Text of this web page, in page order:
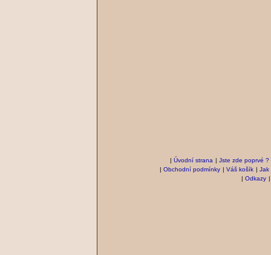
| Úvodní strana | Jste zde poprvé ?
| Obchodní podmínky | Váš košík | Jak
| Odkazy